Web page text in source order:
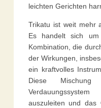
leichten Gerichten
Trikatu ist weit mehr
Es handelt sich um
Kombination, die
der Wirkungen,
ein kraftvolles
Diese
auszuleiten und das